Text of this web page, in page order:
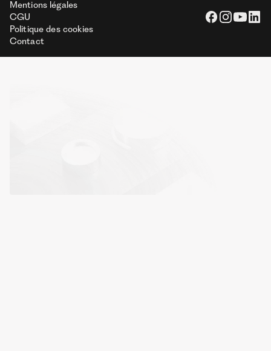
Mentions légales
CGU
Politique des cookies
Contact